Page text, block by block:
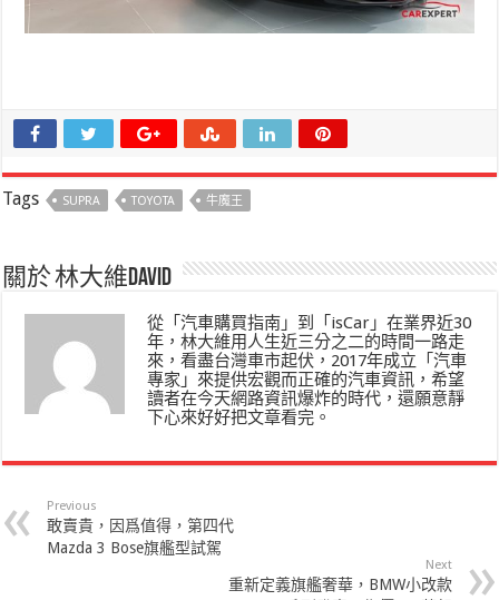
Tags SUPRA TOYOTA 牛魔王
關於 林大維David
從「汽車購買指南」到「isCar」在業界近30
年，林大維用人生近三分之二的時間一路走
來，看盡台灣車市起伏，2017年成立「汽車
專家」來提供宏觀而正確的汽車資訊，希望
讀者在今天網路資訊爆炸的時代，還願意靜
下心來好好把文章看完。
Previous
敢賣貴，因爲值得，第四代
Mazda 3 Bose旗艦型試駕
Next
重新定義旗艦奢華，BMW小改款